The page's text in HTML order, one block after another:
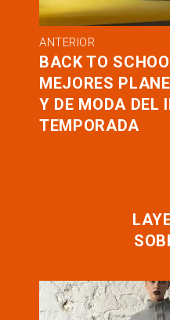
ANTERIOR
BACK TO
MEJORES
Y DE MODA DEL
TEMPORADA